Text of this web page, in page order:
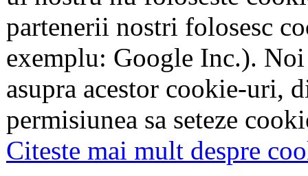
partenerii nostri folosesc
exemplu: Google Inc.).
asupra acestor cookie-uri,
permisiunea sa seteze
Citeste mai mult despre